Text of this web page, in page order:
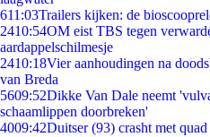
611:03Trailers kijken: de
2410:54OM eist TBS tegen
aardappelschilmesje
2410:18Vier aanhoudingen na
van Breda
5609:52Dikke Van Dale neemt
schaamlippen doorbreken'
4009:42Duitser (93) crasht met